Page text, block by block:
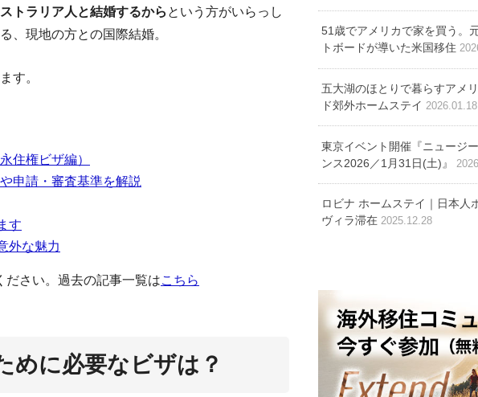
ネージャ
私の今
一度しか
ブリスベン在住日
ムステイ。ニュ
癖やなまりの実際は？オージーイングリッシュの謎と不安を
オーストラリア永住権を取得する６つの方法
オーストラリアで家を買っ
ラリア独自のカフェ文化。注文方法やおすすめチェーン店
トラリア人と結婚するから という方がいらっし
、現地の方との国際結婚。
す。
住権ビザ編）
申請・審査基準を解説
す
外な魅力
ださい。過去の記事一覧はこちら
めに必要なビザは？
51歳でアメリカで家を買う。
トボードが導いた米国移住
五大湖のほとりで暮らすアメ
ド郊外ホームステイ 2026.01.18
東京イベント開催『ニュージ
ンス2026／1月31日(土)』
ロビナ ホームステイ｜日本人
ヴィラ滞在 2025.12.28